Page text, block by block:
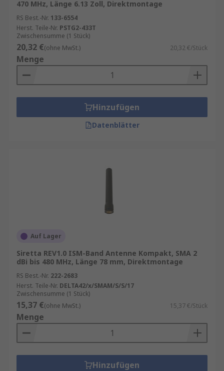
470 MHz, Länge 6.13 Zoll, Direktmontage
RS Best.-Nr. 133-6554
Herst. Teile-Nr. PSTG2-433T
Zwischensumme (1 Stück)
20,32 €(ohne MwSt.) 20,32 €/Stück
Menge
Hinzufügen
Datenblätter
Auf Lager
Siretta REV1.0 ISM-Band Antenne Kompakt, SMA 2
dBi bis 480 MHz, Länge 78 mm, Direktmontage
RS Best.-Nr. 222-2683
Herst. Teile-Nr. DELTA42/x/SMAM/S/S/17
Zwischensumme (1 Stück)
15,37 €(ohne MwSt.) 15,37 €/Stück
Menge
Hinzufügen